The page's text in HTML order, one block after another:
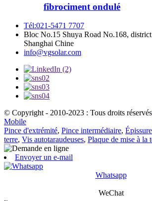
fibrociment ondulé
Tél:021-5471 7707
Bloc No.15 Shuya Road No.168,
Shanghai Chine
info@vgsolar.com
© Copyright - 2010-2023 : Tous droits
Mobile
Pince d'extrémité, Pince intermédiaire,
terre, Vis autotaraudeuses, Plaque de mise à la
Envoyer un e-mail
Whatsapp
WeChat